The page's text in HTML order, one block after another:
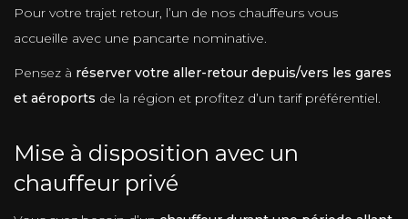
Pour votre trajet retour, l’un de nos chauffeurs vous
accueille avec une pancarte nominative.
Pensez à réserver votre aller-retour depuis/vers les gares
et aéroports de la région et profitez d’un tarif préférentiel.
Mise à disposition avec un
chauffeur privé